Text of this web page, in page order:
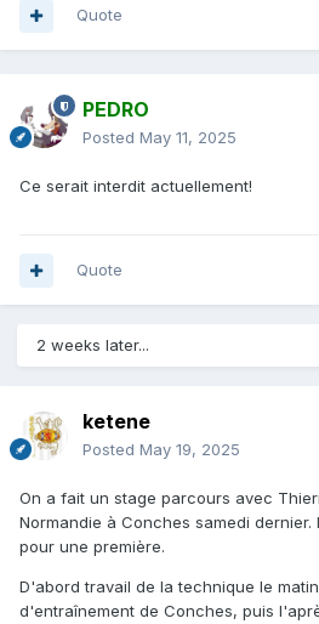
Quote
PEDRO
Posted May 11, 2025
Ce serait interdit actuellement!
Quote
2 weeks later...
ketene
Posted May 19, 2025
On a fait un stage parcours avec
Normandie à Conches samedi dernier.
pour une première.
D'abord travail de la technique le
d'entraînement de Conches, puis